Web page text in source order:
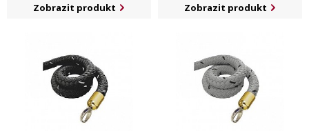
Zobrazit produkt
Zobrazit produkt